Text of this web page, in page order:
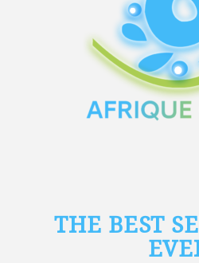
THE BEST